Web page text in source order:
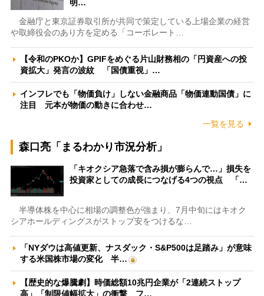
明…
金融庁と東京証券取引所が共同で策定している上場企業の経営
や取締役会のあり方を定める「コーポレート…
【令和のPKOか】GPIFをめぐる片山財務相の「円資産への投
資拡大」発言の波紋 「国債重視」…
インフレでも「物価負け」しない金融商品「物価連動国債」に
注目 元本が物価の動きに合わせ…
一覧を見る
森口亮「まるわかり市況分析」
「キオクシア急落で含み損が膨らんで…」損失を
投資家としての成長につなげる4つの視点 「…
半導体株を中心に相場の調整色が強まり、7月中旬にはキオク
シアホールディングスがストップ安をつけるな…
「NYダウは高値更新、ナスダック・S&P500は足踏み」が意味
する米国株市場の変化 半…
【歴史的な爆騰劇】時価総額10兆円企業が「2連続ストップ
高」「制限値幅拡大」の衝撃 フ…